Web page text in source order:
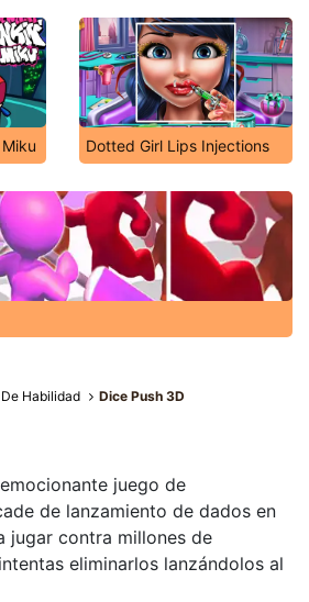
Dotted Girl Lips Injections
Habilidad Dice Push 3D
juego de
de lanzamiento de dados en
jugar contra millones de
eliminarlos lanzándolos al